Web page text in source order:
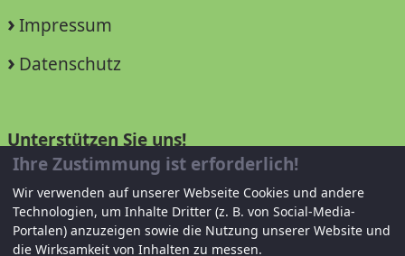
Impressum
Datenschutz
Unterstützen Sie uns!
Mitglied werden
Spenden und helfen
Ihre Zustimmung ist erforderlich!
Wir verwenden auf unserer Webseite Cookies und andere
Technologien, um Inhalte Dritter (z. B. von Social-Media-
Portalen) anzuzeigen sowie die Nutzung unserer Website und
die Wirksamkeit von Inhalten zu messen.